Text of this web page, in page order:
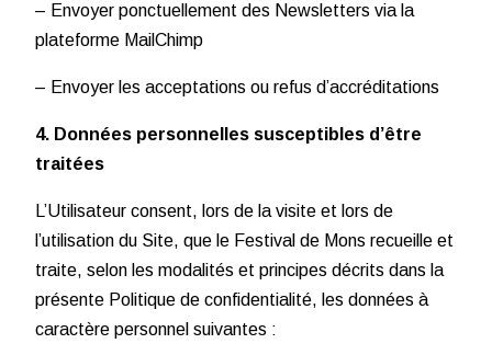
– Envoyer ponctuellement des Newsletters via la
plateforme MailChimp
– Envoyer les acceptations ou refus d’accréditations
4. Données personnelles susceptibles d’être
traitées
L’Utilisateur consent, lors de la visite et lors de
l’utilisation du Site, que le Festival de Mons recueille et
traite, selon les modalités et principes décrits dans la
présente Politique de confidentialité, les données à
caractère personnel suivantes :